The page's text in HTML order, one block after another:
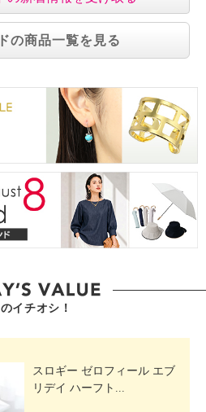
の商品一覧を見る
イチオシ！
スロギー ゼロフィール エブ
リデイ ハーフト...